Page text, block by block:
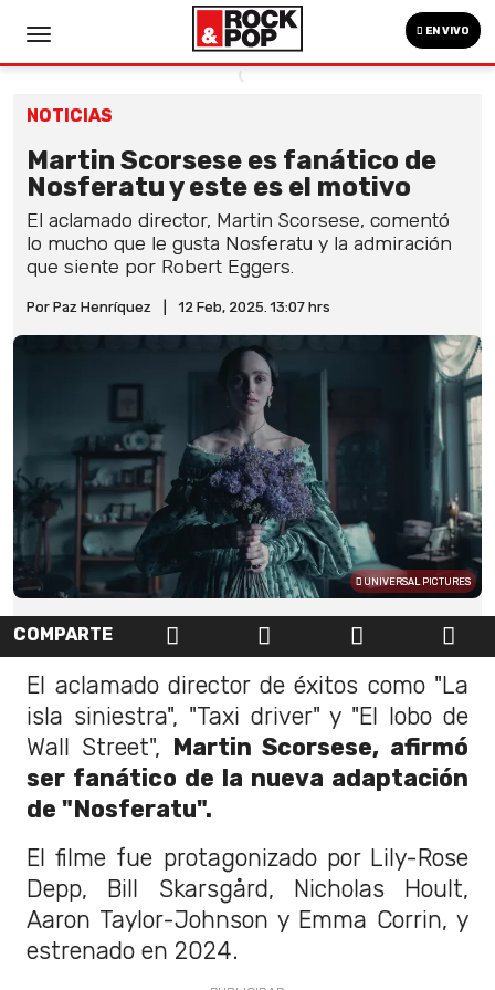
EN VIVO
NOTICIAS
Martin Scorsese es fanático de
Nosferatu y este es el motivo
El aclamado director, Martin Scorsese, comentó
lo mucho que le gusta Nosferatu y la admiración
que siente por Robert Eggers.
Por Paz Henríquez 12 Feb, 2025. 13:07 hrs
UNIVERSAL PICTURES
COMPARTE
El aclamado director de éxitos como "La
isla siniestra", "Taxi driver" y "El lobo de
Wall Street", Martin Scorsese, afirmó
ser fanático de la nueva adaptación
de "Nosferatu".
El filme fue protagonizado por Lily-Rose
Depp, Bill Skarsgård, Nicholas Hoult,
Aaron Taylor-Johnson y Emma Corrin, y
estrenado en 2024.